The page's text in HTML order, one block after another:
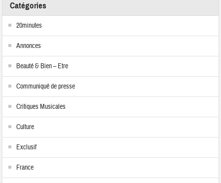
Catégories
20minutes
Annonces
Beauté & Bien – Etre
Communiqué de presse
Critiques Musicales
Culture
Exclusif
France